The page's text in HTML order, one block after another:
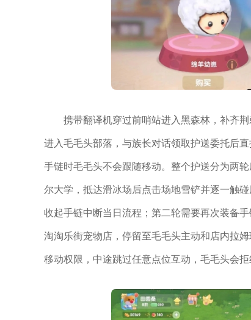
携带翻译机穿过前哨站进入黑森林，补齐
进入毛毛头部落，与族长对话领取护送委托后
手链时毛毛头不会跟随移动。整个护送分为两
尔大学，抵达滑冰场后点击场地雪铲并逐一触
收起手链中断当日流程；第二轮需要再次装备
淘淘乐街宠物店，停留至毛毛头主动和店内拉
移动权限，中途跳过任意点位互动，毛毛头会